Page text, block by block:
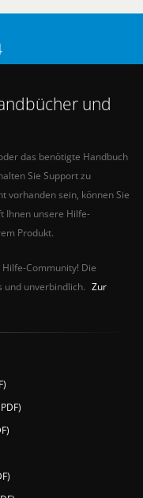
und
das benötigte Handbuch
Sie Support zu
vorhanden sein, können Sie
Ihnen unsere Hilfe-
Produkt.
Community! Die
und unverbindlich. Zur